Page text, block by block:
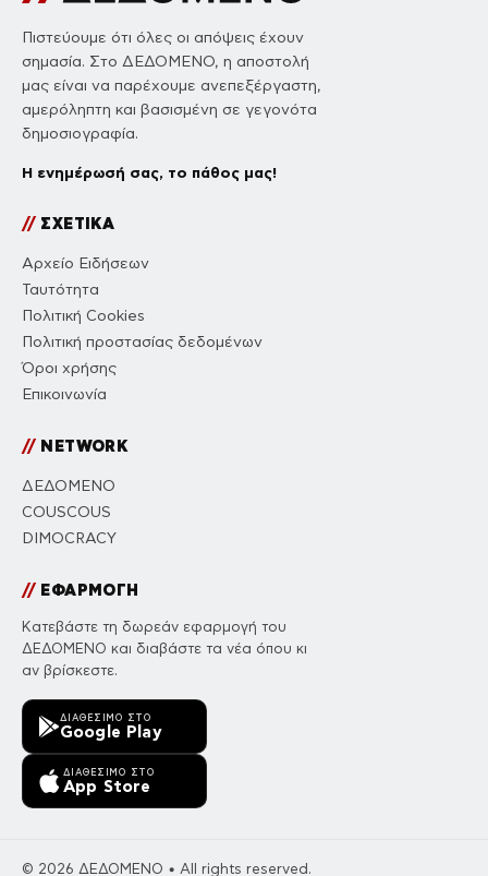
Πιστεύουμε ότι όλες οι απόψεις έχουν
σημασία. Στο ΔΕΔΟΜΕΝΟ, η αποστολή
μας είναι να παρέχουμε ανεπεξέργαστη,
αμερόληπτη και βασισμένη σε γεγονότα
δημοσιογραφία.
Η ενημέρωσή σας, το πάθος μας!
//ΣΧΕΤΙΚΑ
Αρχείο Ειδήσεων
Ταυτότητα
Πολιτική Cookies
Πολιτική προστασίας δεδομένων
Όροι χρήσης
Επικοινωνία
//NETWORK
ΔΕΔΟΜΕΝΟ
COUSCOUS
DIMOCRACY
//ΕΦΑΡΜΟΓΗ
Κατεβάστε τη δωρεάν εφαρμογή του
ΔΕΔΟΜΕΝΟ και διαβάστε τα νέα όπου κι
αν βρίσκεστε.
ΔΙΑΘΈΣΙΜΟ ΣΤΟ
Google Play
ΔΙΑΘΈΣΙΜΟ ΣΤΟ
App Store
© 2026 ΔΕΔΟΜΕΝΟ • All rights reserved.